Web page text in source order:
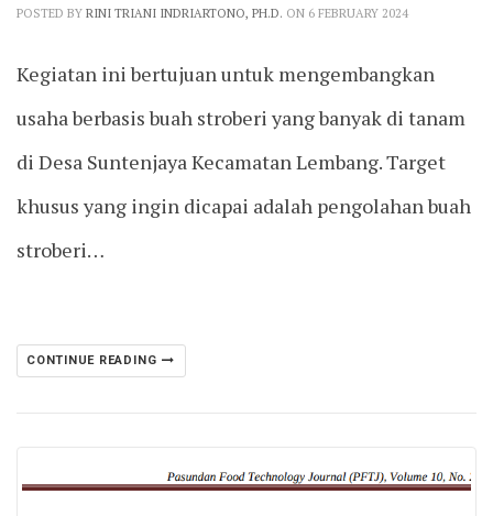
POSTED BY RINI TRIANI INDRIARTONO, PH.D. ON 6 FEBRUARY 2024
Kegiatan ini bertujuan untuk mengembangkan
usaha berbasis buah stroberi yang banyak di tanam
di Desa Suntenjaya Kecamatan Lembang. Target
khusus yang ingin dicapai adalah pengolahan buah
stroberi…
CONTINUE READING